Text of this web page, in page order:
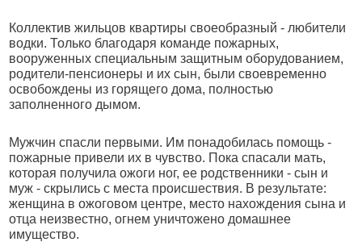
Коллектив жильцов квартиры своеобразный - любители
водки. Только благодаря команде пожарных,
вооруженных специальным защитным оборудованием,
родители-пенсионеры и их сын, были своевременно
освобождены из горящего дома, полностью
заполненного дымом.
Мужчин спасли первыми. Им понадобилась помощь -
пожарные привели их в чувство. Пока спасали мать,
которая получила ожоги ног, ее родственники - сын и
муж - скрылись с места происшествия. В результате:
женщина в ожоговом центре, место нахождения сына и
отца неизвестно, огнем уничтожено домашнее
имущество.